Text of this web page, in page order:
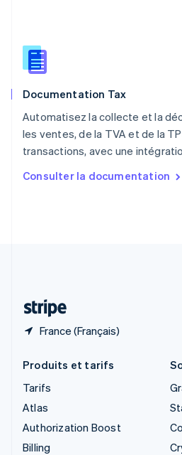
Documentation Tax
Automatisez la collecte et la
les ventes, de la TVA et de la
transactions, avec une
Consulter la documentation
France (Français)
République tchèque
English
English
Royaume-Uni
Singapour
English简体中文
English
Produits et tarifs
Tarifs
Atlas
Authorization Boost
Billing